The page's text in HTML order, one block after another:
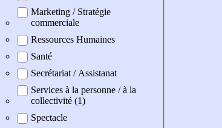
Marketing / Stratégie
commerciale
Ressources Humaines
Santé
Secrétariat / Assistanat
Services à la personne / à la
collectivité (1)
Spectacle